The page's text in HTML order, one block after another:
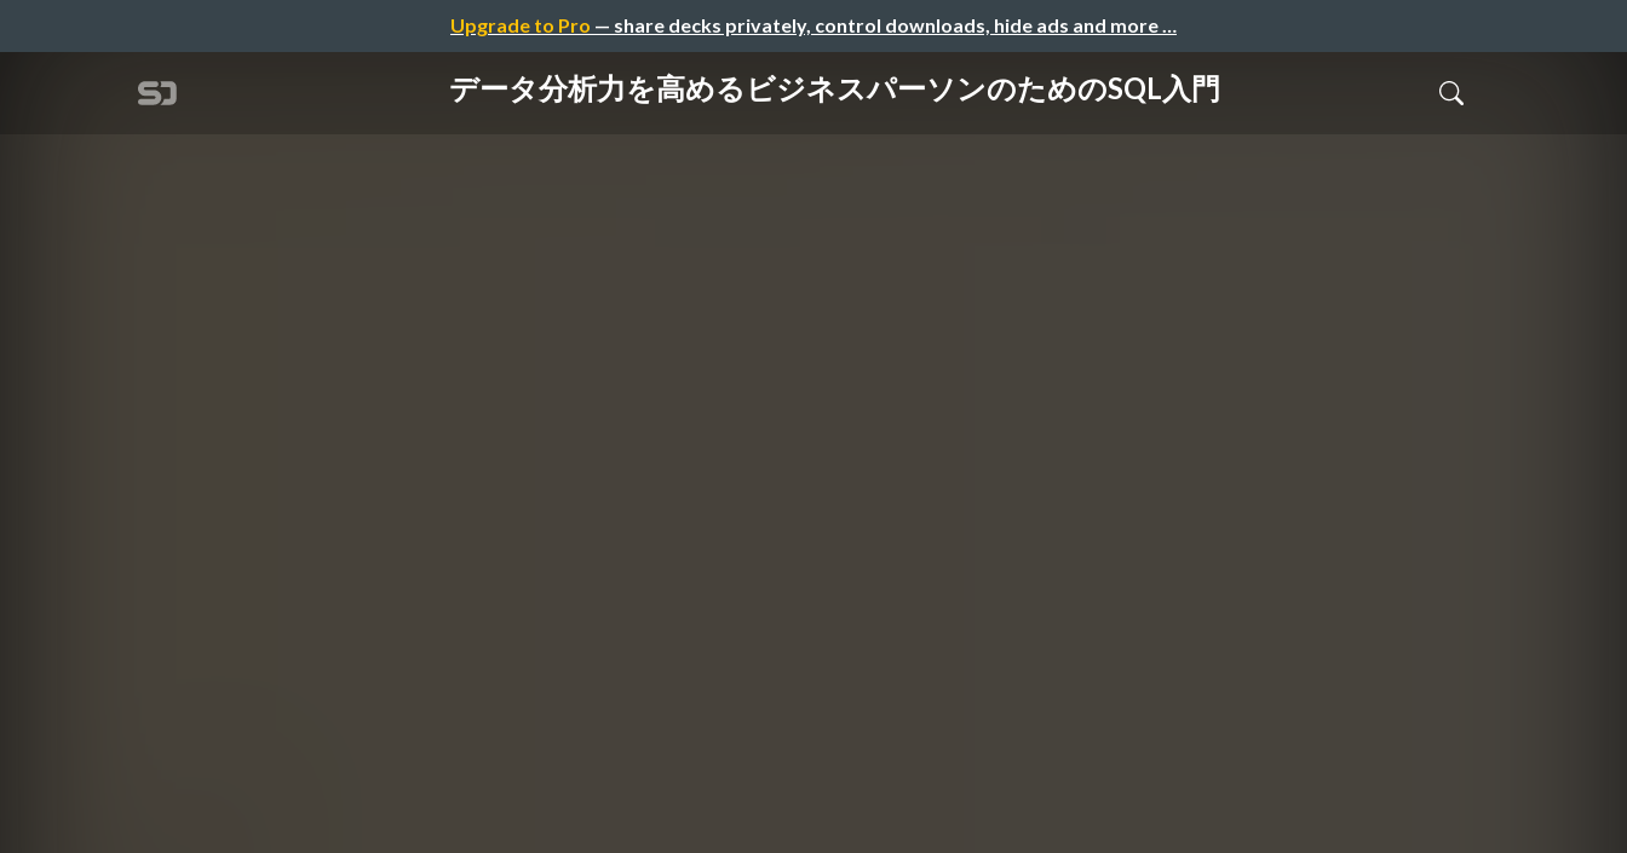
Upgrade to Pro — share decks privately, control downloads, hide ads and more …
データ分析力を高めるビジネスパーソンのためのSQL入門